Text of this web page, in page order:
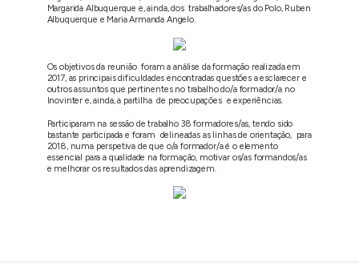
Margarida Albuquerque e, ainda, dos trabalhadores/as do Polo, Ruben
Albuquerque e Maria Armanda Angelo.
Os objetivos da reunião foram a análise da formação realizada em
2017, as principais dificuldades encontradas questões a esclarecer e
outros assuntos que pertinentes no trabalho do/a formador/a no
Inovinter e, ainda, a partilha de preocupações e experiências.
Participaram na sessão de trabalho 38 formadores/as, tendo sido
bastante participada e foram delineadas as linhas de orientação, para
2018, numa perspetiva de que o/a formador/a é o elemento
essencial para a qualidade na formação, motivar os/as formandos/as
e melhorar os resultados das aprendizagem.